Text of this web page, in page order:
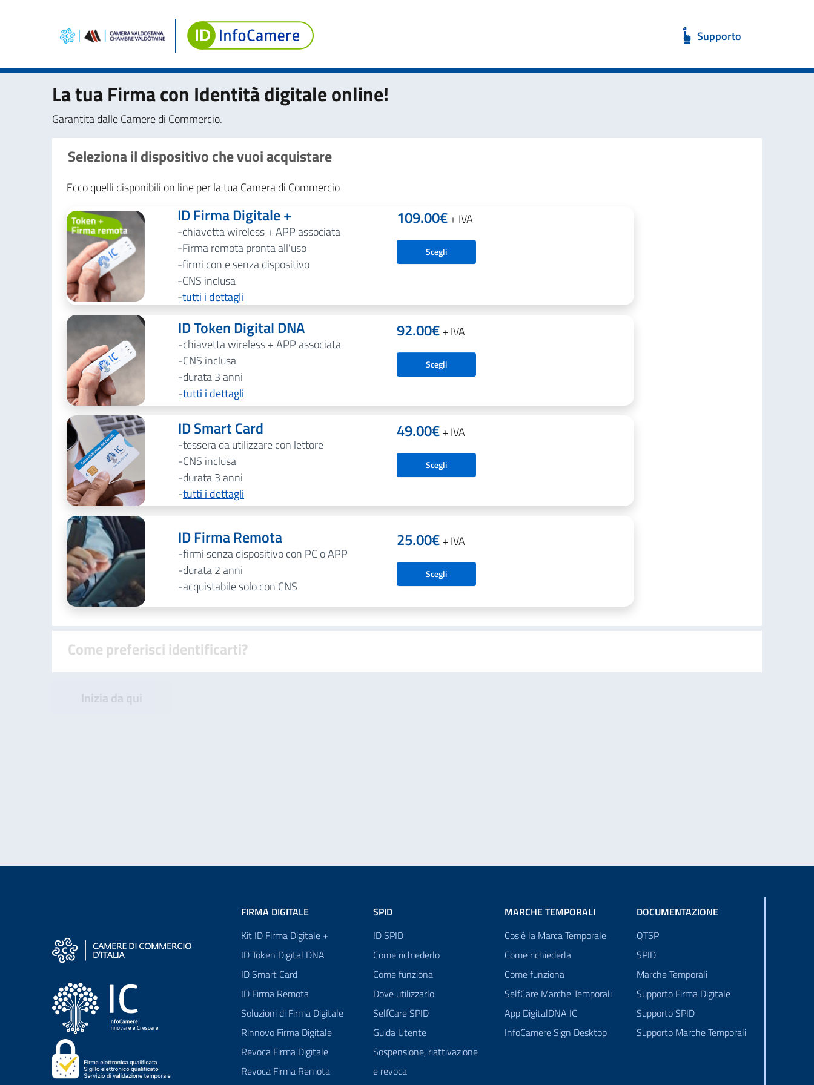
Supporto
La tua Firma con Identità digitale online!
Garantita dalle Camere di Commercio.
Seleziona il dispositivo che vuoi acquistare
Ecco quelli disponibili on line per la tua Camera di Commercio
ID Firma Digitale +
chiavetta wireless + APP associata
Firma remota pronta all'uso
firmi con e senza dispositivo
CNS inclusa
tutti i dettagli
109.00€+ IVA
Scegli
ID Token Digital DNA
chiavetta wireless + APP associata
CNS inclusa
durata 3 anni
tutti i dettagli
92.00€+ IVA
Scegli
ID Smart Card
tessera da utilizzare con lettore
CNS inclusa
durata 3 anni
tutti i dettagli
49.00€+ IVA
Scegli
ID Firma Remota
firmi senza dispositivo con PC o APP
durata 2 anni
acquistabile solo con CNS
25.00€+ IVA
Scegli
Come preferisci identificarti?
Inizia da qui
FIRMA DIGITALE
Kit ID Firma Digitale +
ID Token Digital DNA
ID Smart Card
ID Firma Remota
Soluzioni di Firma Digitale
Rinnovo Firma Digitale
Revoca Firma Digitale
Revoca Firma Remota
SPID
ID SPID
Come richiederlo
Come funziona
Dove utilizzarlo
SelfCare SPID
Guida Utente
Sospensione, riattivazione
e revoca
MARCHE TEMPORALI
Cos'è la Marca Temporale
Come richiederla
Come funziona
SelfCare Marche Temporali
App DigitalDNA IC
InfoCamere Sign Desktop
DOCUMENTAZIONE
QTSP
SPID
Marche Temporali
Supporto Firma Digitale
Supporto SPID
Supporto Marche Temporali